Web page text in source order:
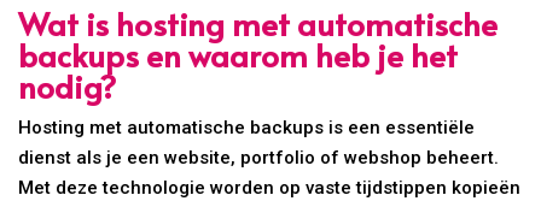
Wat is hosting met automatische
backups en waarom heb je het
nodig?
Hosting met automatische backups is een essentiële
dienst als je een website, portfolio of webshop beheert.
Met deze technologie worden op vaste tijdstippen kopieën